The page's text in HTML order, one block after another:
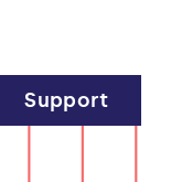
Support